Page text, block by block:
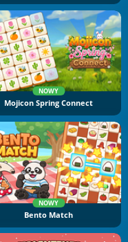
NOWY
Mojicon Spring Connect
NOWY
Bento Match